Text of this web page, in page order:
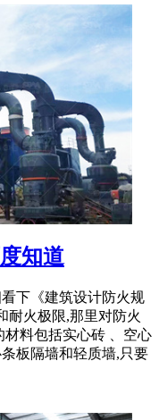
知道
下《建筑设计防火规
耐火极限,那里对防火
料包括实心砖 、空心
板隔墙和轻质墙,只要